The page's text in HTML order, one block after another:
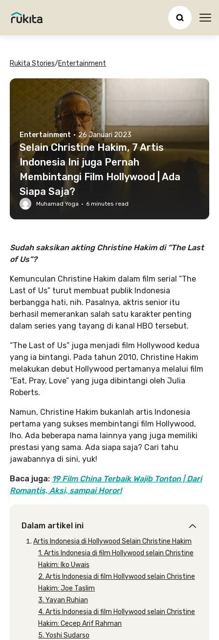
Rukita Stories/Entertainment
Entertainment · 26 Januari 2023
Selain Christine Hakim, 7 Artis
Indonesia Ini juga Pernah
Membintangi Film Hollywood | Ada
Siapa Saja?
Muhamad Yoga · 6 minutes read
Sudah saksikan akting Christine Hakim di “The Last
of Us”?
Kemunculan Christine Hakim dalam film serial “The
Last of Us” turut membuat publik Indonesia
berbangga hati, nih. Pasalnya, aktris senior itu
berhasil memerankan salah satu karakter penting
dalam series yang tayang di kanal HBO tersebut.
“The Last of Us” juga menjadi film Hollywood kedua
yang ia bintangi. Pada tahun 2010, Christine Hakim
melakukan debut Hollywood pertamanya melalui film
“Eat, Pray, Love” yang juga dibintangi oleh Julia
Roberts.
Namun, Christine Hakim bukanlah artis Indonesia
pertama yang sukses membintangi film Hollywood,
lho. Ada beberapa nama lainnya yang juga memiliki
prestasi yang sama. Ada siapa saja? Cari tahu
jawabannya di sini, yuk!
Baca juga: 19 Film China Terbaik Wajib Tonton | Dari
Romantis, Aksi, sampai Horor!
Dalam artikel ini
Artis Indonesia di Hollywood Selain Christine Hakim
1. Artis Indonesia di film Hollywood selain Christine
Hakim: Iko Uwais
2. Artis Indonesia di film Hollywood selain Christine
Hakim: Joe Taslim
3. Yayan Ruhian
4. Artis Indonesia di film Hollywood selain Christine
Hakim: Cecep Arif Rahman
5. Yoshi Sudarso